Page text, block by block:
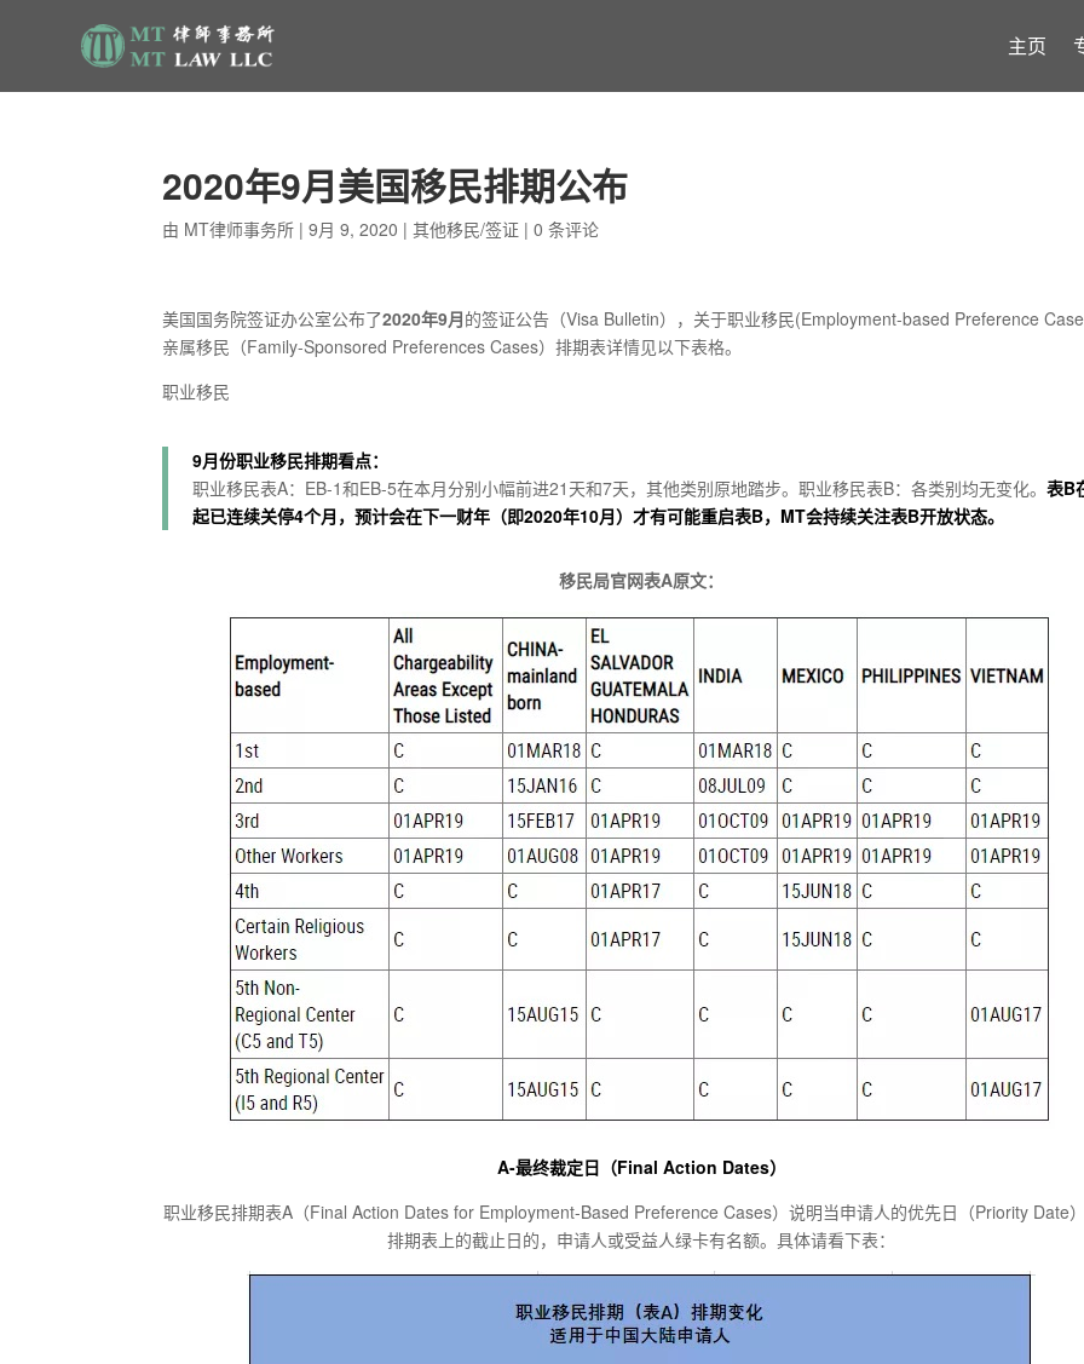
主页
2020年9月美国移民排期公布
由 MT律师事务所 |9月 9, 2020 |其他移民/签证 |0 条评论
美国国务院签证办公室公布了2020年9月的签证公告（Visa Bulletin），关于职业移民(Employment-based Preference
亲属移民（Family-Sponsored Preferences Cases）排期表详情见以下表格。
职业移民
9月份职业移民排期看点：
职业移民表A：EB-1和EB-5在本月分别小幅前进21天和7天，其他类别原地踏步。职业移民表B：各类别均无变化。表B
起已连续关停4个月，预计会在下一财年（即2020年10月）才有可能重启表B，MT会持续关注表B开放状态。
移民局官网表A原文：
A-最终裁定日（Final Action Dates）
职业移民排期表A（Final Action Dates for Employment-Based Preference Cases）说明当申请人的优先日（Priority Date
排期表上的截止日的，申请人或受益人绿卡有名额。具体请看下表：